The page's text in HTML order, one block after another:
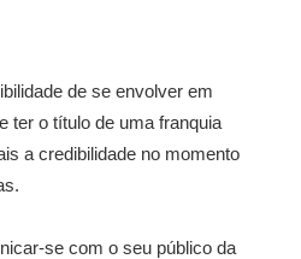
de se envolver em
ter o título de uma franquia
a credibilidade no momento
se com o seu público da